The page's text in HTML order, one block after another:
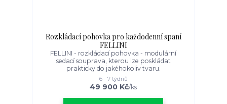
Rozkládací pohovka pro každodenní spaní
FELLINI
FELLINI - rozkládací pohovka - modulární
sedací souprava, kterou lze poskládat
prakticky do jakéhokoliv tvaru.
49 900 Kč/ks
6 - 7 týdnů